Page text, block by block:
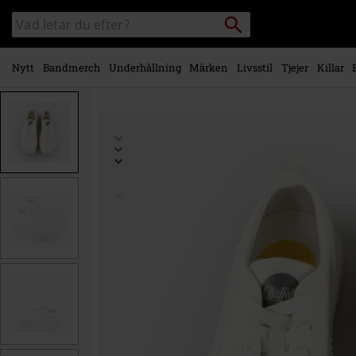
Gå till
huvudinnehåll
Sök
i
katalogen
Sök
Nytt Bandmerch Underhållning Märken Livsstil Tjejer Killar
www.emp-
p/madison-
593281.html